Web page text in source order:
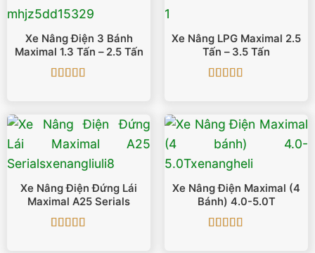
Xe Nâng Điện 3 Bánh
Maximal 1.3 Tấn – 2.5 Tấn
Xe Nâng LPG Maximal 2.5
Tấn – 3.5 Tấn
Xe Nâng Điện Đứng Lái
Maximal A25 Serials
Xe Nâng Điện Maximal (4
Bánh) 4.0-5.0T